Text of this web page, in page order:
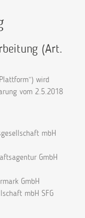
(Art.
wird
vom 2.5.2018
mbH
GmbH
GmbH
mbH SFG